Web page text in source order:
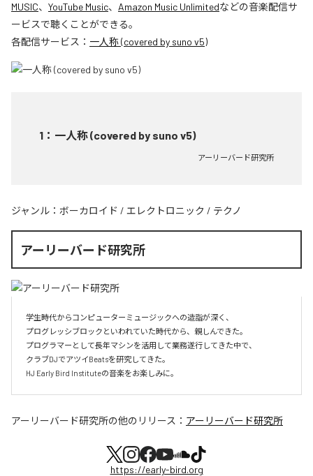
MUSIC、 YouTube Music、 Amazon Music Unlimitedなどの音楽配信サ
ービスで聴くことができる。
各配信サービス： 一人称 (covered by suno v5)
1 ： 一人称 (covered by suno v5)
アーリーバード研究所
ジャンル： ボーカロイド / エレクトロニック / テクノ
アーリーバード研究所
学生時代からコンピューターミュージックへの造詣が深く、
プログレッシブロックといわれていた時代から、親しんできた。
プログラマーとして長年マシンを活用して業務遂行してきた中で、
クラブDJでアツイBeatsを研究してきた。
HJ Early Bird Instituteの音楽をお楽しみに。
アーリーバード研究所の他のリリース： アーリーバード研究所
https://early-bird.org